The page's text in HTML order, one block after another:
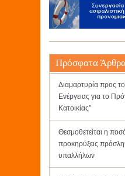
Πρόσφατα
Διαμαρτυρία προς
Ενέργειας για το
Κατοικίας”
Θεσμοθετείται η
προκηρύξεις
υπαλλήλων